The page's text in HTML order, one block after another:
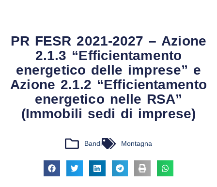
PR FESR 2021-2027 – Azione
2.1.3 “Efficientamento
energetico delle imprese” e
Azione 2.1.2 “Efficientamento
energetico nelle RSA”
(Immobili sedi di imprese)
Bandi Montagna